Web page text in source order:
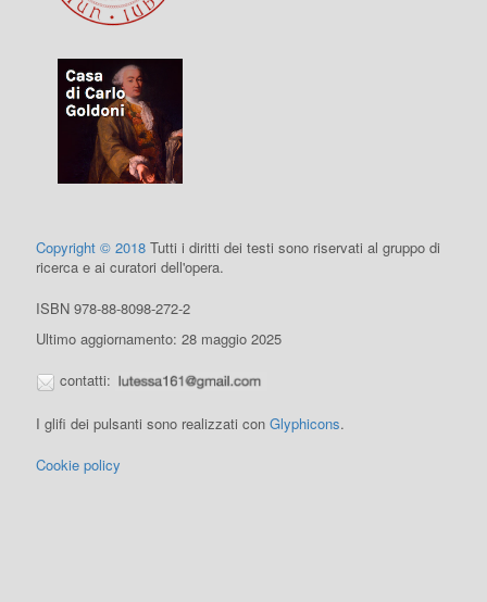
Copyright © 2018 Tutti i diritti dei testi sono riservati al gruppo di
ricerca e ai curatori dell'opera.
ISBN 978-88-8098-272-2
Ultimo aggiornamento: 28 maggio 2025
contatti:
I glifi dei pulsanti sono realizzati conGlyphicons.
Cookie policy